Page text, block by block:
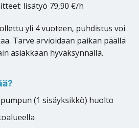
lisätyö 79,90 €/h
yli 4 vuoteen, puhdistus voi
Tarve arvioidaan paikan päällä
asiakkaan hyväksynnällä.
(1 sisäyksikkö) huolto